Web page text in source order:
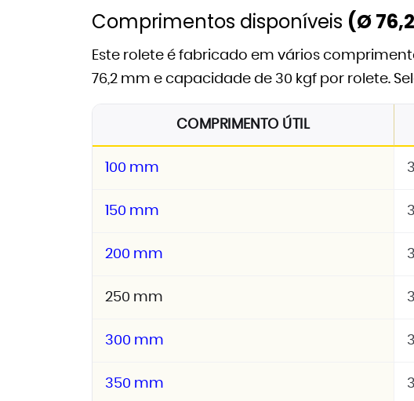
Comprimentos disponíveis (Ø
Este rolete é fabricado em vários
76,2 mm e capacidade de 30 kgf por rolete.
COMPRIMENTO ÚTIL
100 mm
150 mm
200 mm
250 mm
300 mm
350 mm